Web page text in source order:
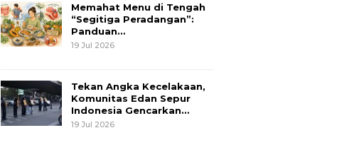
Memahat Menu di Tengah
“Segitiga Peradangan”:
Panduan…
19 Jul 2026
Tekan Angka Kecelakaan,
Komunitas Edan Sepur
Indonesia Gencarkan…
19 Jul 2026